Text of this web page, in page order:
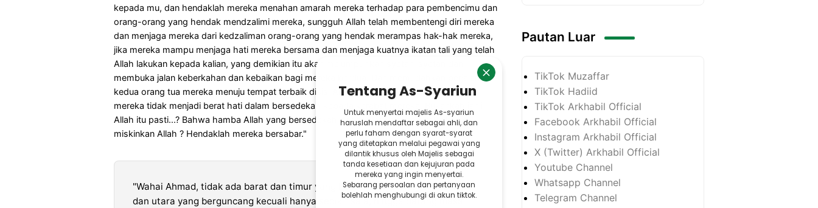
kepada mu, dan hendaklah mereka menahan amarah mereka terhadap para pembencimu dan
orang-orang yang hendak mendzalimi mereka, sungguh Allah telah membentengi diri mereka
dan menjaga mereka dari kedzaliman orang-orang yang hendak merampas hak-hak mereka,
jika mereka mampu menjaga hati mereka bersama dan menjaga kuatnya ikatan tali yang telah
Allah lakukan kepada kalian, yang demikian itu akan melumpuhkan syetan-syetan dan
membuka jalan keberkahan dan kebaikan bagi mereka berdua. Dan memudahkan perjalanan
kedua orang tua mereka menuju tempat terbaik disisi Allah Azza Wa Jalla. Dan hendaklah
mereka tidak menjadi berat hati dalam bersedekah kepada kerabat mereka. Bukankah janji
Allah itu pasti...? Bahwa hamba Allah yang bersedekah dengan keikhlasan tidak akan di
miskinkan Allah ? Hendaklah mereka bersabar."
"Wahai Ahmad, tidak ada barat dan timur yang berguncang, tak ada selatan
dan utara yang berguncang kecuali hanya sedikit saja, hingga datang masa
Pautan Luar
TikTok Muzaffar
TikTok Hadiid
TikTok Arkhabil Official
Facebook Arkhabil Official
Instagram Arkhabil Official
X (Twitter) Arkhabil Official
Youtube Channel
Whatsapp Channel
Telegram Channel